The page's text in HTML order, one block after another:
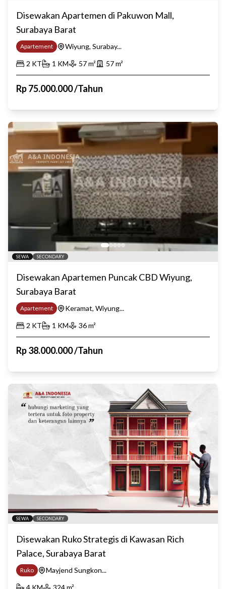
Disewakan Apartemen di Pakuwon Mall,
Surabaya Barat
Apartement
Wiyung, Surabay...
2 KT 1 KM 57m² 57m²
Rp75.000.000/Tahun
SEWA SECONDARY
Disewakan Apartemen Puncak CBD Wiyung,
Surabaya Barat
Apartement
Keramat, Wiyung...
2 KT 1 KM 36m²
Rp38.000.000/Tahun
SEWA SECONDARY
Disewakan Ruko Strategis di Kawasan Rich
Palace, Surabaya Barat
Ruko
Mayjend Sungkon...
4 KM 324m²